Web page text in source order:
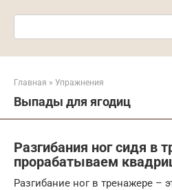
Поиск:
Главная » Упражнения
Выпады для ягодиц
Разгибания ног сидя в
прорабатываем
Разгибание ног в тренажере –